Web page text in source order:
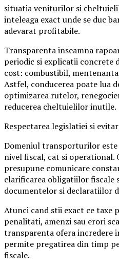
situatia veniturilor si
inteleaga exact unde se duc
adevarat profitabile.
Transparenta inseamna
periodic si explicatii concrete
cost: combustibil,
Astfel, conducerea poate lua
optimizarea rutelor,
reducerea cheltuielilor inutile.
Respectarea legislatiei si
Domeniul transporturilor
nivel fiscal, cat si
presupune comunicare
clarificarea obligatiilor fiscale
documentelor si declaratiilor
Atunci cand stii exact ce taxe
penalitati, amenzi sau erori
transparenta ofera incredere
permite pregatirea din timp
fiscale.